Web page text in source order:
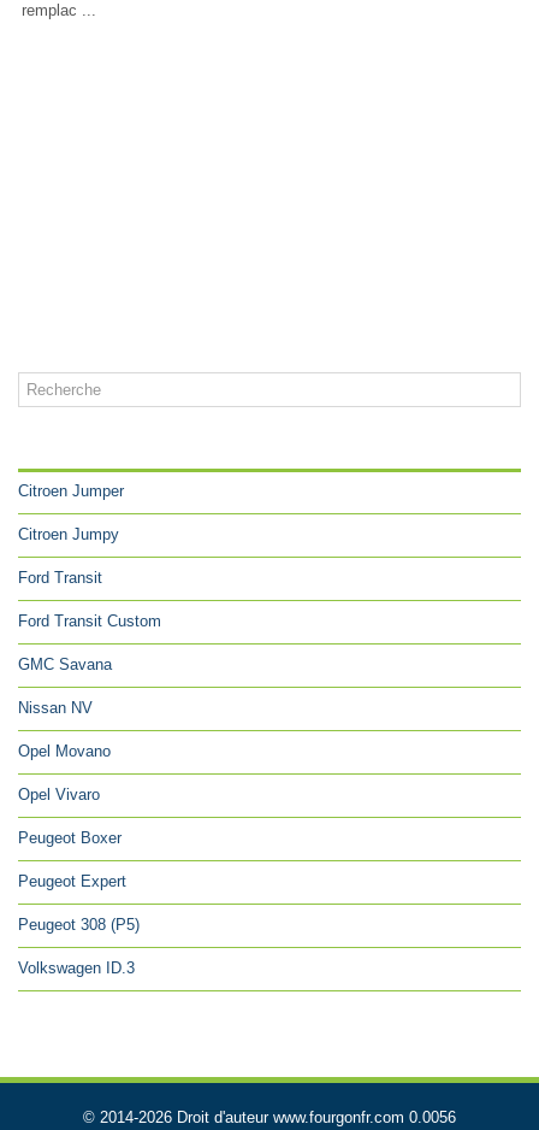
remplac ...
Citroen Jumper
Citroen Jumpy
Ford Transit
Ford Transit Custom
GMC Savana
Nissan NV
Opel Movano
Opel Vivaro
Peugeot Boxer
Peugeot Expert
Peugeot 308 (P5)
Volkswagen ID.3
© 2014-2026 Droit d'auteur www.fourgonfr.com 0.0056